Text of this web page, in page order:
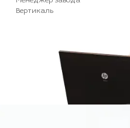
Вертикаль